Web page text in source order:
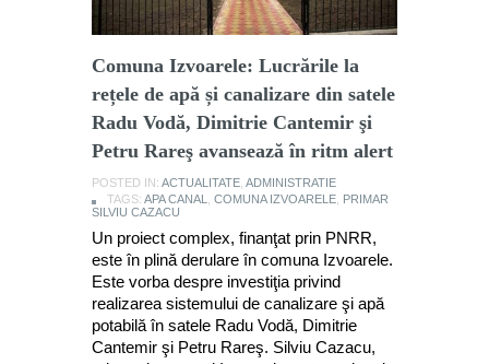
Comuna Izvoarele: Lucrările la
rețele de apă și canalizare din satele
Radu Vodă, Dimitrie Cantemir şi
Petru Rareş avansează în ritm alert
POSTED IN: ACTUALITATE ADMINISTRATIE
TAGS: APA CANAL COMUNA IZVOARELE PRIMAR
SILVIU CAZACU
Un proiect complex, finanţat prin PNRR,
este în plină derulare în comuna Izvoarele.
Este vorba despre investiţia privind
realizarea sistemului de canalizare şi apă
potabilă în satele Radu Vodă, Dimitrie
Cantemir şi Petru Rareş. Silviu Cazacu,